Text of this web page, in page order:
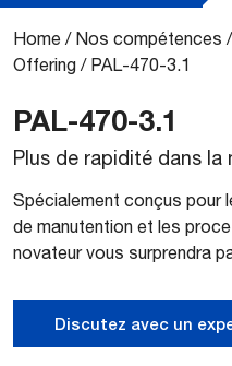
Home / Nos compétences /
Offering / PAL-470-3.1
PAL-470-3.1
Plus de rapidité dans la
Spécialement conçus pour
de manutention et les
novateur vous surprendra
Discutez avec un